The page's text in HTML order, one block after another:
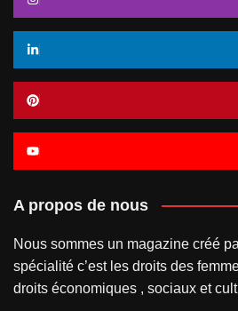
A propos de nous
Nous sommes un magazine créé
spécialité c’est les droits des
droits économiques , sociaux et